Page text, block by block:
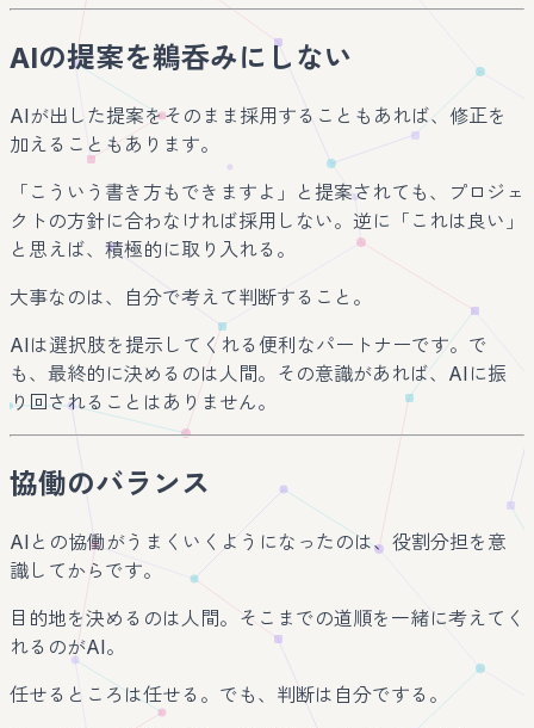
AIの提案を鵜呑みにしない
AIが出した提案をそのまま採用することもあれば、修正を
加えることもあります。
「こういう書き方もできますよ」と提案されても、プロジェ
クトの方針に合わなければ採用しない。逆に「これは良い」
と思えば、積極的に取り入れる。
大事なのは、自分で考えて判断すること。
AIは選択肢を提示してくれる便利なパートナーです。で
も、最終的に決めるのは人間。その意識があれば、AIに振
り回されることはありません。
協働のバランス
AIとの協働がうまくいくようになったのは、役割分担を意
識してからです。
目的地を決めるのは人間。そこまでの道順を一緒に考えてく
れるのがAI。
任せるところは任せる。でも、判断は自分でする。